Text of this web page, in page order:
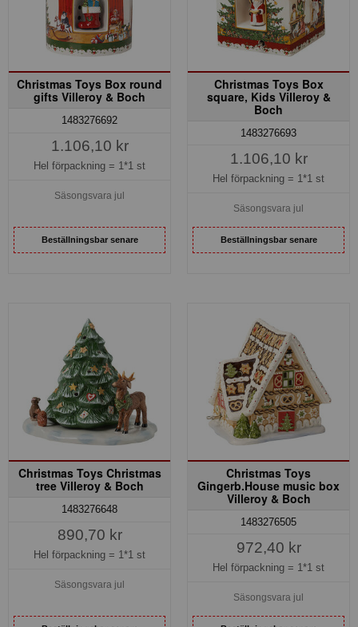
Christmas Toys Box round
gifts Villeroy & Boch
1483276692
1.106,10 kr
Hel förpackning = 1*1 st
Säsongsvara jul
Beställningsbar senare
Christmas Toys Box
square, Kids Villeroy &
Boch
1483276693
1.106,10 kr
Hel förpackning = 1*1 st
Säsongsvara jul
Beställningsbar senare
Christmas Toys Christmas
tree Villeroy & Boch
1483276648
890,70 kr
Hel förpackning = 1*1 st
Säsongsvara jul
Christmas Toys
Gingerb.House music box
Villeroy & Boch
1483276505
972,40 kr
Hel förpackning = 1*1 st
Säsongsvara jul